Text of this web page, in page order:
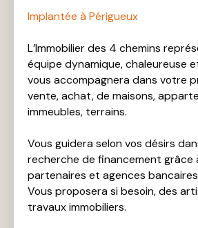
Implantée à Périgueux
L’Immobilier des 4 chemins
équipe dynamique, chaleureuse
vous accompagnera dans votre
vente, achat, de maisons,
immeubles, terrains.
Vous guidera selon vos désirs
recherche de financement grâce
partenaires et agences
Vous proposera si besoin, des
travaux immobiliers.